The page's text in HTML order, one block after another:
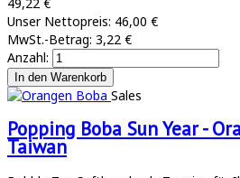
Unser Nettopreis: 46,00 €
MwSt.-Betrag: 3,22 €
Anzahl:
Sales
Popping Boba Sun Year -
Taiwan